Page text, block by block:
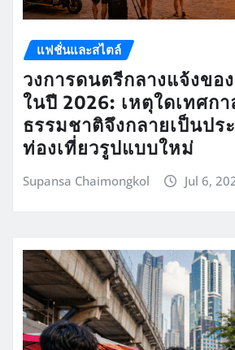
แฟชั่นและสไตล์
วงการดนตรีกลางแจ้งขอ
ในปี 2026: เหตุใดเทศก
ธรรมชาติจึงกลายเป็นปร
ท่องเที่ยวรูปแบบใหม่
Supansa Chaimongkol Jul 6,